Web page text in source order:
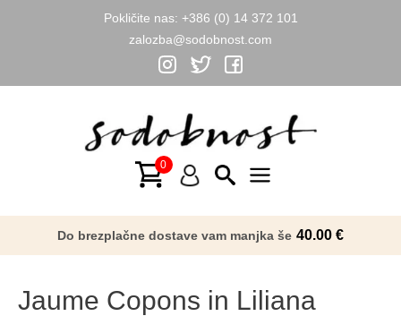
Pokličite nas: +386 (0) 14 372 101
zalozba@sodobnost.com
Menu
Do brezplačne dostave vam manjka še 40.00 €
Jaume Copons in Liliana